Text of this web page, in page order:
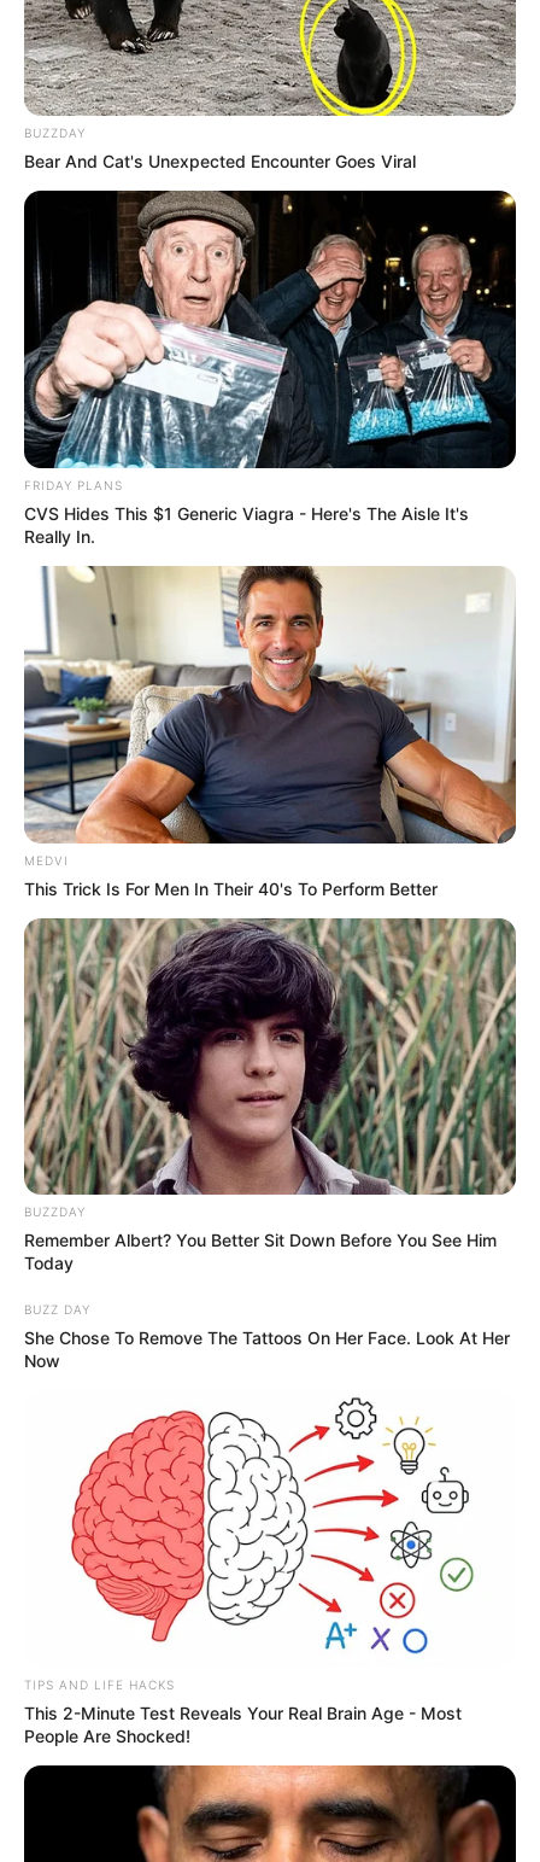
BUZZDAY
Bear And Cat's Unexpected Encounter Goes Viral
FRIDAY PLANS
CVS Hides This $1 Generic Viagra - Here's The Aisle It's
Really In.
MEDVI
This Trick Is For Men In Their 40's To Perform Better
BUZZDAY
Remember Albert? You Better Sit Down Before You See Him
Today
BUZZ DAY
She Chose To Remove The Tattoos On Her Face. Look At Her
Now
TIPS AND LIFE HACKS
This 2-Minute Test Reveals Your Real Brain Age - Most
People Are Shocked!